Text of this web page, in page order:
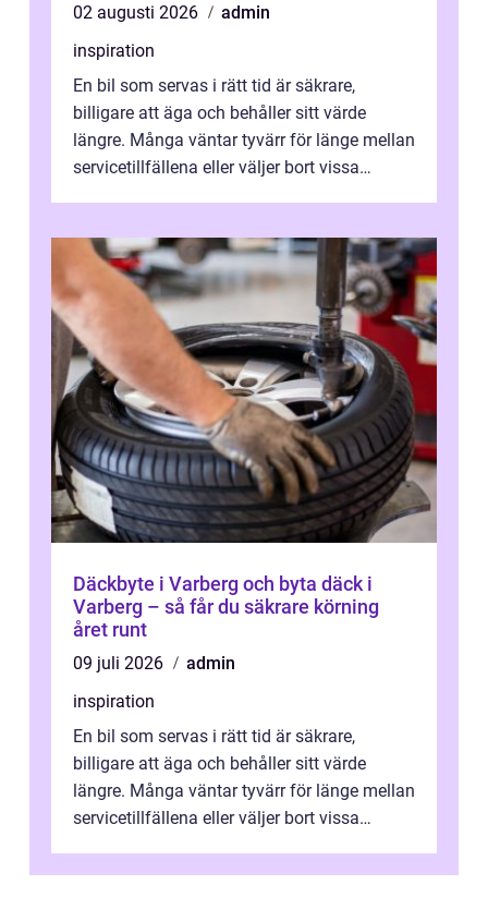
02 augusti 2026
admin
inspiration
En bil som servas i rätt tid är säkrare,
billigare att äga och behåller sitt värde
längre. Många väntar tyvärr för länge mellan
servicetillfällena eller väljer bort vissa
Däckbyte i Varberg och byta däck i
Varberg – så får du säkrare körning
året runt
09 juli 2026
admin
inspiration
En bil som servas i rätt tid är säkrare,
billigare att äga och behåller sitt värde
längre. Många väntar tyvärr för länge mellan
servicetillfällena eller väljer bort vissa